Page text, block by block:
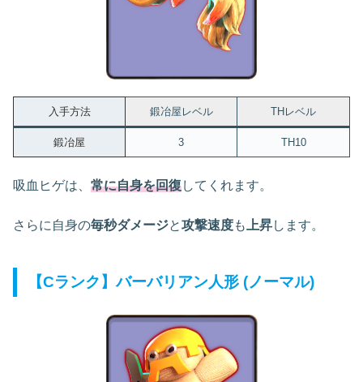
入手方法 鍛冶屋レベル THレベル
鍛冶屋 3 TH10
吸血ヒゲは、 常に自身を回復してくれます。
さらに自身の毎秒ダメージと攻撃速度も 上昇します。
【Cランク】バーバリアン人形 (ノーマル)